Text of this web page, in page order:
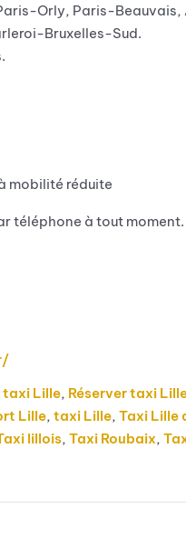
Orly, Paris-Beauvais,
Bruxelles-Sud.
mobilité réduite
téléphone à tout moment.
taxi Lille, Réserver taxi
Lille, taxi Lille, Taxi Lille
lillois, Taxi Roubaix,